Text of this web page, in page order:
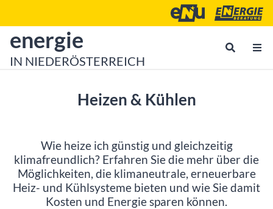
Energie- und
zur Startseite von
energie
IN NIEDERÖSTERREICH
Heizen & Kühlen
Wie heize ich günstig und gleichzeitig
klimafreundlich? Erfahren Sie die mehr über die
Möglichkeiten, die klimaneutrale, erneuerbare
Heiz- und Kühlsysteme bieten und wie Sie damit
Kosten und Energie sparen können.